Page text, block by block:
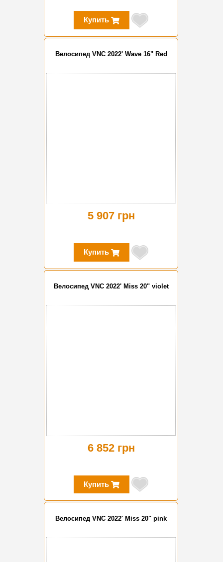
Купить
Велосипед VNC 2022' Wave 16" Red
5 907 грн
Купить
Велосипед VNC 2022' Miss 20" violet
6 852 грн
Купить
Велосипед VNC 2022' Miss 20" pink